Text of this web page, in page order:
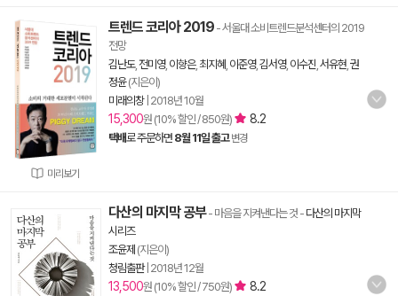
미리보기
트렌드 코리아 2019 - 서울대 소비트렌드분석센터의 2019
전망
김난도, 전미영, 이향은, 최지혜 이준영, 김서영, 이수진 서유현 권
정윤(지은이)
미래의창| 2018년 10월
15,300원 (10% 할인 / 850원) 8.2
택배로 주문하면 8월 11일 출고 변경
다산의 마지막 공부- 마음을 지켜낸다는 것 - 다산의 마지막
시리즈
조윤제 (지은이)
청림출판| 2018년 12월
13,500원 (10% 할인 / 750원)
8.2